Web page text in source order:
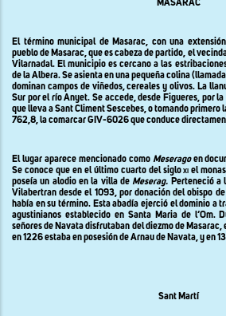
MASARAC
El término municipal de Masarac, con una
pueblo de Masarac, que es cabeza de partido, el
Vilarnadal. El municipio es cercano a las
de la Albera. Se asienta en una pequeña colina
dominan campos de viñedos, cereales y olivos. La
Sur por el río Anyet. Se accede, desde Figueres, por
que lleva a Sant Climent Sescebes, o tomando primero
762,8, la comarcar GIV-6026 que conduce
El lugar aparece mencionado como Meseragoen
Se conoce que en el último cuarto del sigloxi el
poseía un alodio en la villa deMeserag. Perteneció a
Vilabertran desde el 1093, por donación del obispo
había en su término. Esta abadía ejerció el dominio a
agustinianos establecido en Santa Maria de l’Om.
señores de Navata disfrutaban del diezmo de Masarac,
en 1226 estaba en posesión de Arnau de Navata, y en
Sant Martí